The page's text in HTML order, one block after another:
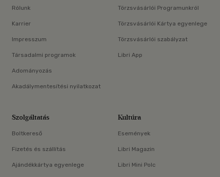
Rólunk
Karrier
Impresszum
Társadalmi programok
Adományozás
Akadálymentesítési nyilatkozat
Törzsvásárlói Programunkról
Törzsvásárlói Kártya egyenlege
Törzsvásárlói szabályzat
Libri App
Szolgáltatás
Boltkereső
Fizetés és szállítás
Ajándékkártya egyenlege
Kultúra
Események
Libri Magazin
Libri Mini Polc